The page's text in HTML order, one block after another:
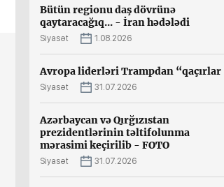
Bütün regionu daş dövrünə
qaytaracağıq... - İran hədələdi
Siyasət 1.08.2026
Avropa liderləri Trampdan “qaçırlar
Siyasət 31.07.2026
Azərbaycan və Qırğızıstan
prezidentlərinin təltifolunma
mərasimi keçirilib - FOTO
Siyasət 31.07.2026